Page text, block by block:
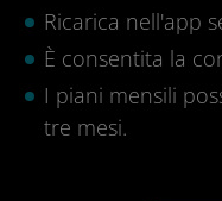
Ricarica nell'app
È consentita la
I piani mensili
tre mesi.